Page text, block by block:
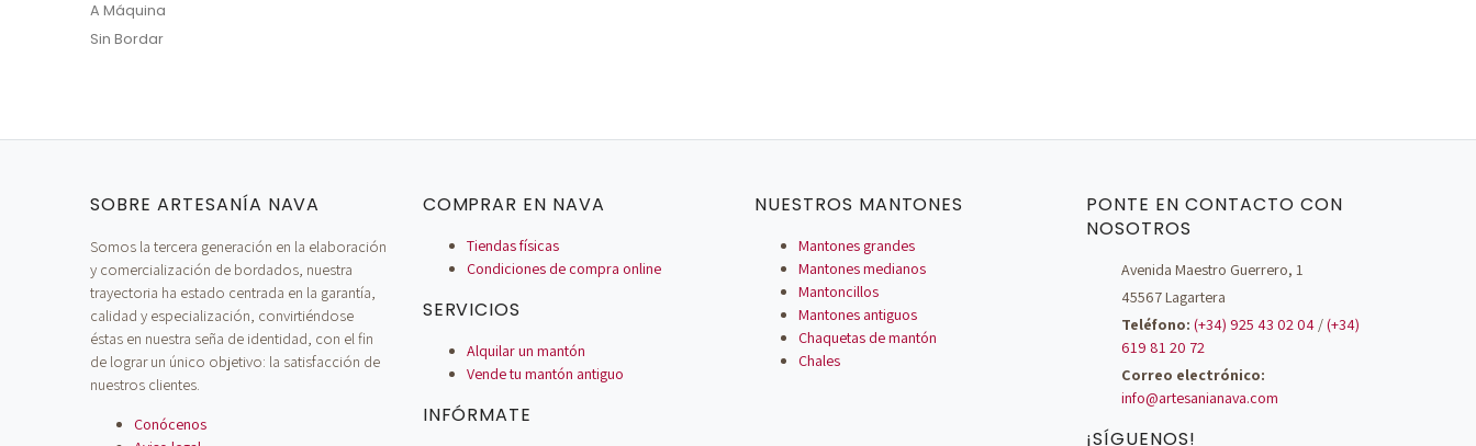
A Máquina
Sin Bordar
SOBRE ARTESANÍA NAVA
Somos la tercera generación en la elaboración
y comercialización de bordados, nuestra
trayectoria ha estado centrada en la garantía,
calidad y especialización, convirtiéndose
éstas en nuestra seña de identidad, con el fin
de lograr un único objetivo: la satisfacción de
nuestros clientes.
Conócenos
COMPRAR EN NAVA
Tiendas físicas
Condiciones de compra online
SERVICIOS
Alquilar un mantón
Vende tu mantón antiguo
INFÓRMATE
NUESTROS MANTONES
Mantones grandes
Mantones medianos
Mantoncillos
Mantones antiguos
Chaquetas de mantón
Chales
PONTE EN CONTACTO CON
NOSOTROS
Avenida Maestro Guerrero, 1
45567 Lagartera
Teléfono: (+34) 925 43 02 04 /(+34)
619 81 20 72
Correo electrónico:
info@artesanianava.com
¡SÍGUENOS!